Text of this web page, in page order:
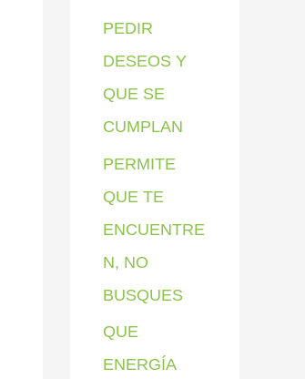
o
r
:
PEDIR
DESEOS Y
QUE SE
CUMPLAN
PERMITE
QUE TE
ENCUENTRE
N, NO
BUSQUES
QUE
ENERGÍA